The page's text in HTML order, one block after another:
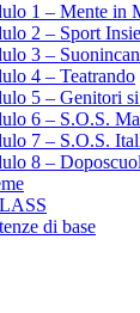
1 – Mente in
2 – Sport
3 –
4 – Teatrando
5 – Genitori
6 – S.O.S.
7 – S.O.S.
8 –
di base